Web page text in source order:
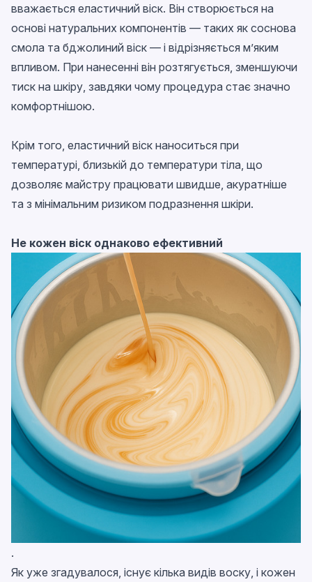
вважається еластичний віск. Він створюється на
основі натуральних компонентів — таких як соснова
смола та бджолиний віск — і відрізняється м’яким
впливом. При нанесенні він розтягується, зменшуючи
тиск на шкіру, завдяки чому процедура стає значно
комфортнішою.
Крім того, еластичний віск наноситься при
температурі, близькій до температури тіла, що
дозволяє майстру працювати швидше, акуратніше
та з мінімальним ризиком подразнення шкіри.
Не кожен віск однаково ефективний
.
Як уже згадувалося, існує кілька видів воску, і кожен